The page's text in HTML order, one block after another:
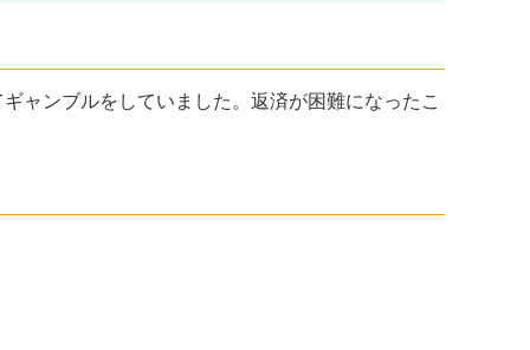
ャンブルをしていました。返済が困難になったこ